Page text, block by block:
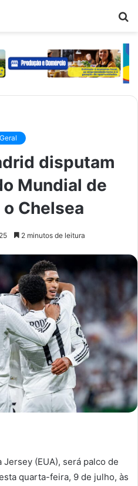
Geral
disputam
Mundial de
Chelsea
2 minutos de leitura
(EUA), será palco de
quarta-feira, 9 de julho, às